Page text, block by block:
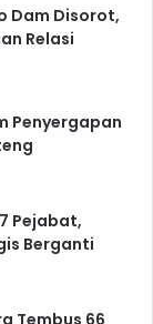
Dam Disorot,
Relasi
Penyergapan
Pejabat,
Berganti